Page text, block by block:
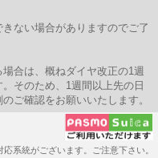
ない場合がありますのでご了
合は、概ねダイヤ改正の1週
そのため、1週間以上先の日
ご確認をお願いいたします。
系統がございます。ご注意下さい。